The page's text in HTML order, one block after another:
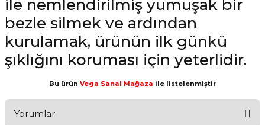
ile nemlendirilmiş yumuşak bir
bezle silmek ve ardından
kurulamak, ürünün ilk günkü
şıklığını koruması için yeterlidir.
Bu ürün Vega Sanal Mağaza ile listelenmiştir
Yorumlar